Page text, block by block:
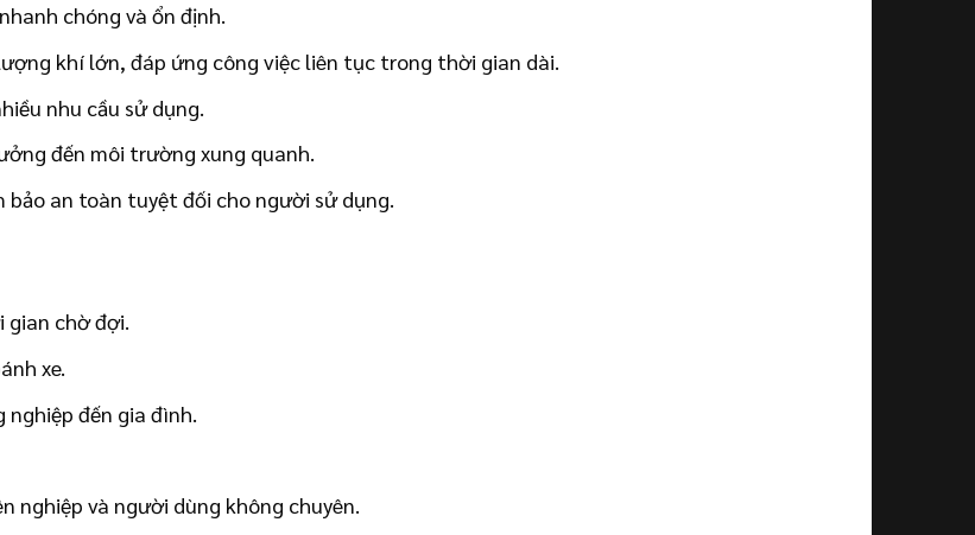
chóng và ổn định.
khí lớn, đáp ứng công việc liên tục trong thời gian dài.
nhu cầu sử dụng.
đến môi trường xung quanh.
an toàn tuyệt đối cho người sử dụng.
gian chờ đợi.
xe.
đến gia đình.
nghiệp và người dùng không chuyên.